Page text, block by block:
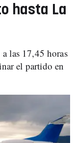
hasta La
las 17,45 horas
el partido en